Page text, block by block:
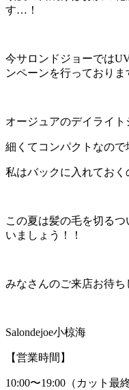
す…！
今サロンドジョーでは
ンペーンを行っておりま
オージュアのデイライト
細くてコンパクトなので
私はバックに入れておく
この夏は髪の毛を切る
いましょう！！
みなさんのご来店お待ち
Salondejoe小椋海
【営業時間】
10:00〜19:00（カット最